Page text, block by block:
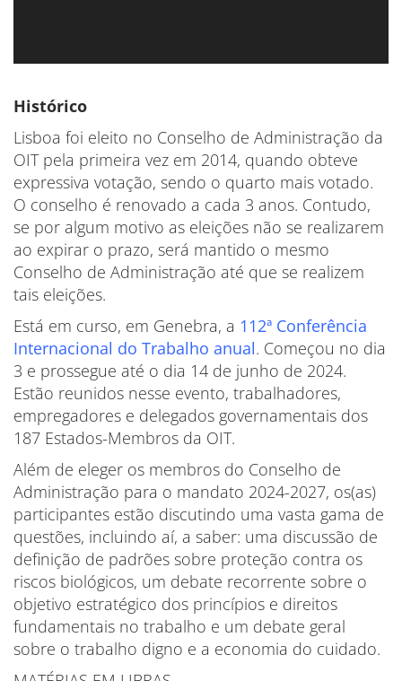
Histórico
Lisboa foi eleito no Conselho de Administração da
OIT pela primeira vez em 2014, quando obteve
expressiva votação, sendo o quarto mais votado.
O conselho é renovado a cada 3 anos. Contudo,
se por algum motivo as eleições não se realizarem
ao expirar o prazo, será mantido o mesmo
Conselho de Administração até que se realizem
tais eleições.
Está em curso, em Genebra, a 112ª Conferência
Internacional do Trabalho anual. Começou no dia
3 e prossegue até o dia 14 de junho de 2024.
Estão reunidos nesse evento, trabalhadores,
empregadores e delegados governamentais dos
187 Estados-Membros da OIT.
Além de eleger os membros do Conselho de
Administração para o mandato 2024-2027, os(as)
participantes estão discutindo uma vasta gama de
questões, incluindo aí, a saber: uma discussão de
definição de padrões sobre proteção contra os
riscos biológicos, um debate recorrente sobre o
objetivo estratégico dos princípios e direitos
fundamentais no trabalho e um debate geral
sobre o trabalho digno e a economia do cuidado.